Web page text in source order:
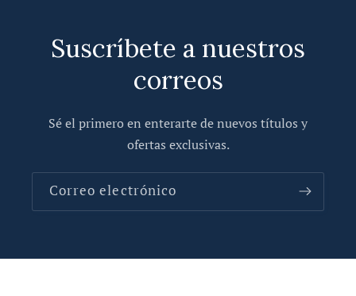
Suscríbete a nuestros
correos
Sé el primero en enterarte de nuevos títulos y
ofertas exclusivas.
Correo electrónico